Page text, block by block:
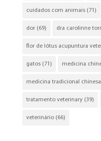
cuidados com animais(71)
dor(69) dra carolinne
flor de lótus acupuntura
gatos(71) medicina
medicina tradicional chinesa
tratamento veterinary(39)
veterinário(66)